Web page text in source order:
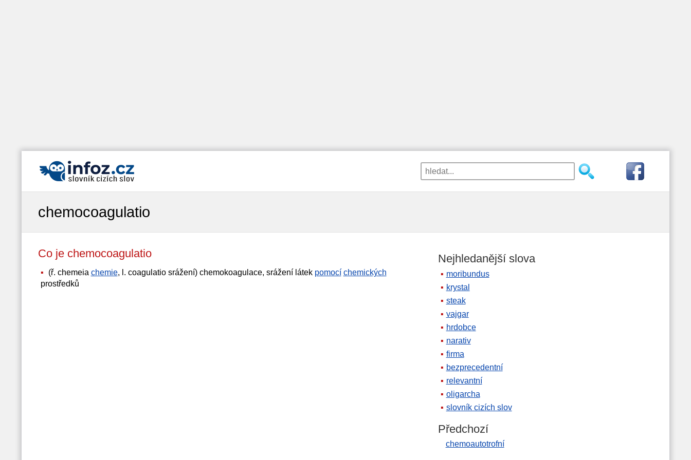
chemocoagulatio
Co je chemocoagulatio
(ř. chemeia chemie, l. coagulatio srážení) chemokoagulace, srážení látek pomocí chemických
prostředků
Nejhledanější slova
moribundus
krystal
steak
vajgar
hrdobce
narativ
firma
bezprecedentní
relevantní
oligarcha
slovník cizích slov
Předchozí
chemoautotrofní